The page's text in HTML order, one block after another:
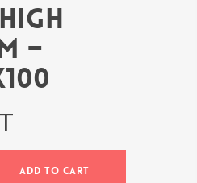
–
ADD TO CART